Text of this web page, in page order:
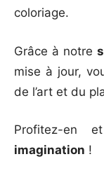
coloriage.
Grâce à notre
mise à jour,
de l’art et du
Profitez-en
imagination !